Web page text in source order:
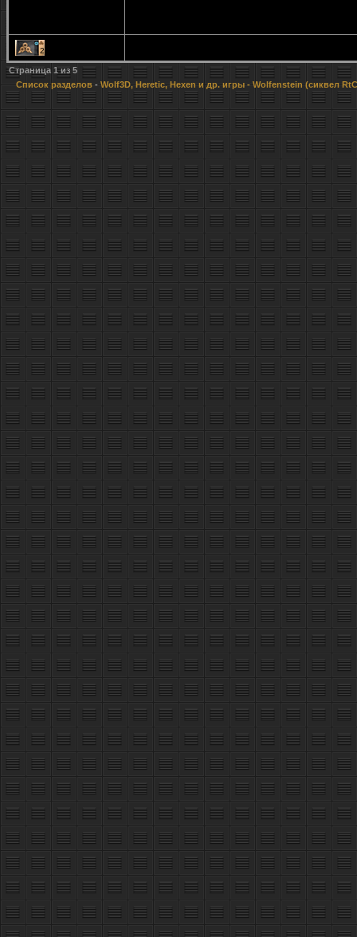
2
Страница 1из 5
Список разделов - Wolf3D, Heretic, Hexen и др. игры - Wolfenstein (сиквел